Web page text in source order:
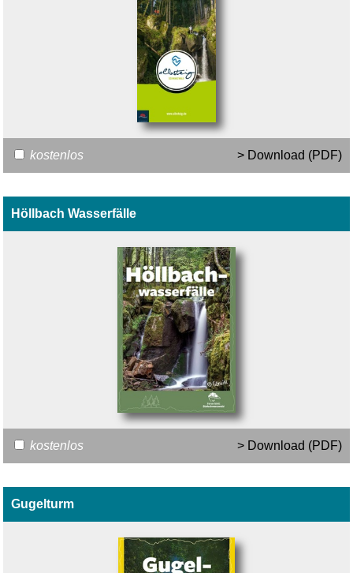
kostenlos > Download (PDF)
Höllbach Wasserfälle
kostenlos > Download (PDF)
Gugelturm